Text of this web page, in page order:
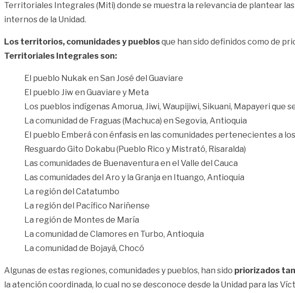
Territoriales Integrales (Miti) donde se muestra la relevancia de plantear
internos de la Unidad.
Los territorios, comunidades y pueblosque han sido definidos como de
Territoriales Integrales son:
El pueblo Nukak en San José del Guaviare
El pueblo Jiw en Guaviare y Meta
Los pueblos indígenas Amorua, Jiwi, Waupijiwi, Sikuani, Mapayeri
La comunidad de Fraguas (Machuca) en Segovia, Antioquia
El pueblo Emberá con énfasis en las comunidades pertenecientes a
Resguardo Gito Dokabu (Pueblo Rico y Mistrató, Risaralda)
Las comunidades de Buenaventura en el Valle del Cauca
Las comunidades del Aro y la Granja en Ituango, Antioquia
La región del Catatumbo
La región del Pacífico Nariñense
La región de Montes de María
La comunidad de Clamores en Turbo, Antioquia
La comunidad de Bojayá, Chocó
Algunas de estas regiones, comunidades y pueblos, han sido priorizados
la atención coordinada, lo cual no se desconoce desde la Unidad para las